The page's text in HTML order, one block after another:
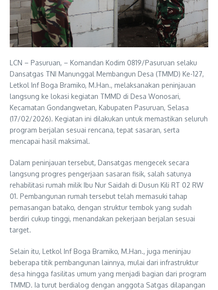
LCN – Pasuruan, – Komandan Kodim 0819/Pasuruan selaku
Dansatgas TNI Manunggal Membangun Desa (TMMD) Ke-127,
Letkol Inf Boga Bramiko, M.Han., melaksanakan peninjauan
langsung ke lokasi kegiatan TMMD di Desa Wonosari,
Kecamatan Gondangwetan, Kabupaten Pasuruan, Selasa
(17/02/2026). Kegiatan ini dilakukan untuk memastikan seluruh
program berjalan sesuai rencana, tepat sasaran, serta
mencapai hasil maksimal.
Dalam peninjauan tersebut, Dansatgas mengecek secara
langsung progres pengerjaan sasaran fisik, salah satunya
rehabilitasi rumah milik Ibu Nur Saidah di Dusun Kili RT 02 RW
01. Pembangunan rumah tersebut telah memasuki tahap
pemasangan batako, dengan struktur tembok yang sudah
berdiri cukup tinggi, menandakan pekerjaan berjalan sesuai
target.
Selain itu, Letkol Inf Boga Bramiko, M.Han., juga meninjau
beberapa titik pembangunan lainnya, mulai dari infrastruktur
desa hingga fasilitas umum yang menjadi bagian dari program
TMMD. Ia turut berdialog dengan anggota Satgas dilapangan